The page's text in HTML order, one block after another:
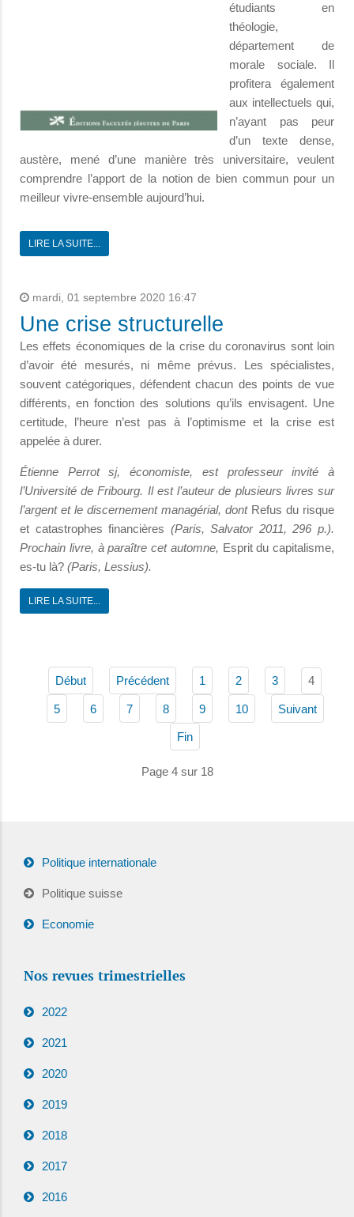
étudiants en
théologie,
département de
morale sociale. Il
profitera également
aux intellectuels qui,
n’ayant pas peur
d’un texte dense,
austère, mené d’une manière très universitaire, veulent
comprendre l’apport de la notion de bien commun pour un
meilleur vivre-ensemble aujourd’hui.
LIRE LA SUITE...
mardi, 01 septembre 2020 16:47
Une crise structurelle
Les effets économiques de la crise du coronavirus sont loin
d’avoir été mesurés, ni même prévus. Les spécialistes,
souvent catégoriques, défendent chacun des points de vue
différents, en fonction des solutions qu’ils envisagent. Une
certitude, l’heure n’est pas à l’optimisme et la crise est
appelée à durer.
Étienne Perrot sj, économiste, est professeur invité à
l’Université de Fribourg. Il est l’auteur de plusieurs livres sur
l’argent et le discernement managérial, dont Refus du risque
et catastrophes financières (Paris, Salvator 2011, 296 p.).
Prochain livre, à paraître cet automne, Esprit du capitalisme,
es-tu là? (Paris, Lessius).
LIRE LA SUITE...
Début Précédent 1 2 3 4
5 6 7 8 9 10 Suivant
Fin
Page 4 sur 18
Politique internationale
Politique suisse
Economie
Nos revues trimestrielles
2022
2021
2020
2019
2018
2017
2016